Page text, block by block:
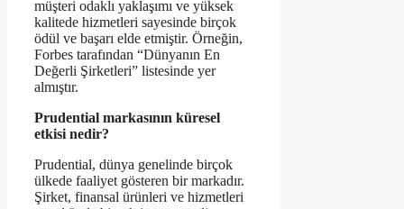
müşteri odaklı yaklaşımı ve yüksek
kalitede hizmetleri sayesinde birçok
ödül ve başarı elde etmiştir. Örneğin,
Forbes tarafından “Dünyanın En
Değerli Şirketleri” listesinde yer
almıştır.
Prudential markasının küresel
etkisi nedir?
Prudential, dünya genelinde birçok
ülkede faaliyet gösteren bir markadır.
Şirket, finansal ürünleri ve hizmetleri